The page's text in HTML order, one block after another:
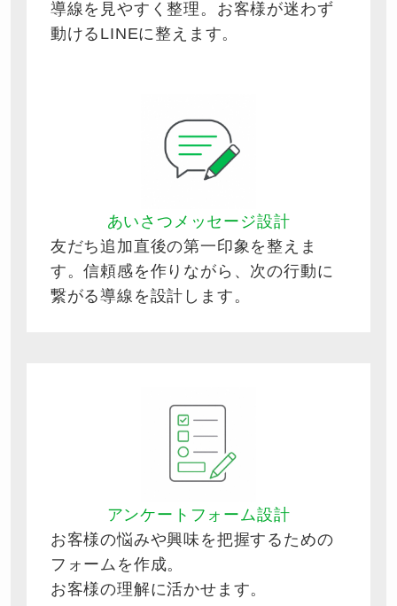
導線を見やすく整理。お客様が迷わず
動けるLINEに整えます。
あいさつメッセージ設計
友だち追加直後の第一印象を整えま
す。信頼感を作りながら、次の行動に
繋がる導線を設計します。
アンケートフォーム設計
お客様の悩みや興味を把握するための
フォームを作成。
お客様の理解に活かせます。